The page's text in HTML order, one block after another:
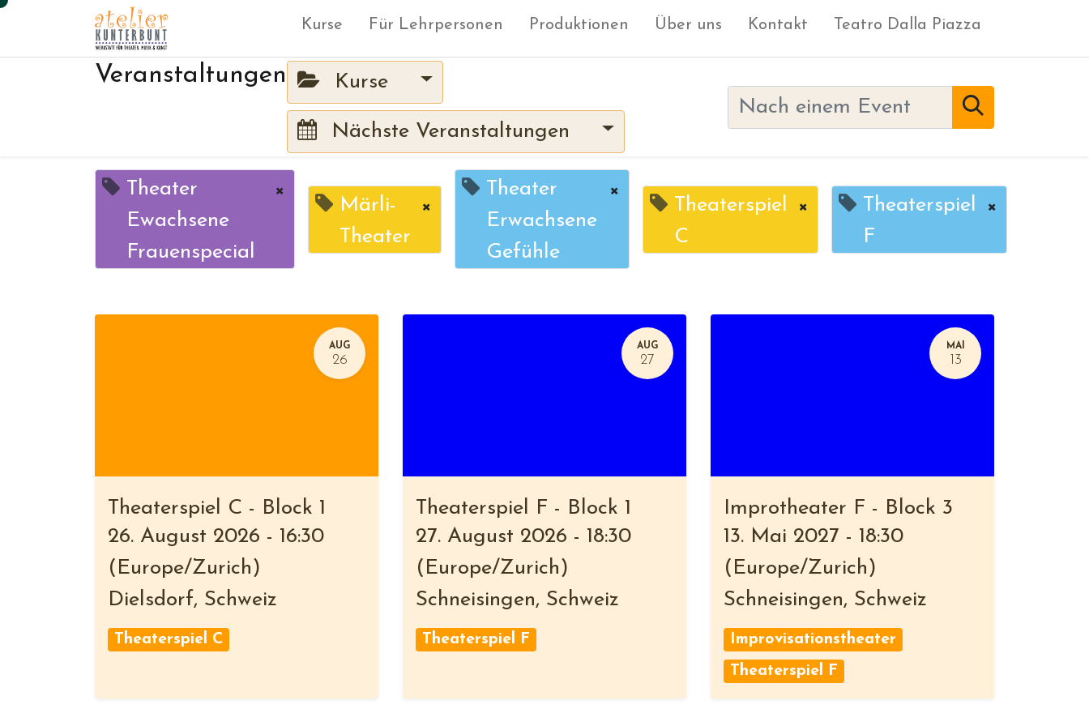
Kurse Für Lehrpersonen Produktionen Über uns Kontakt Teatro Dalla Piazza
Veranstaltungen Kurse
Nächste Veranstaltungen
Theater
Ewachsene
Frauenspecial
×
Märli-
Theater
×
Theater
Erwachsene
Gefühle
×
Theaterspiel
C
×
Theaterspiel
F
×
AUG
26
Theaterspiel C - Block 1
26. August 2026 - 16:30
( Europe/Zurich )
Dielsdorf, Schweiz
Theaterspiel C
AUG
27
Theaterspiel F - Block 1
27. August 2026 - 18:30
( Europe/Zurich )
Schneisingen, Schweiz
Theaterspiel F
MAI
13
Improtheater F - Block 3
13. Mai 2027 - 18:30
( Europe/Zurich )
Schneisingen, Schweiz
Improvisationstheater
Theaterspiel F